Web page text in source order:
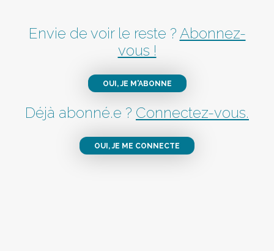
Envie de voir le reste ? Abonnez-
vous !
OUI, JE M'ABONNE
Déjà abonné.e ? Connectez-vous.
OUI, JE ME CONNECTE